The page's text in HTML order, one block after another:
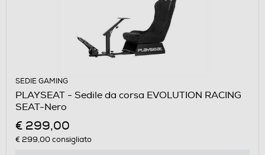
SEDIE GAMING
PLAYSEAT - Sedile da corsa EVOLUTION RACING
SEAT-Nero
€ 299,00
€ 299,00consigliato